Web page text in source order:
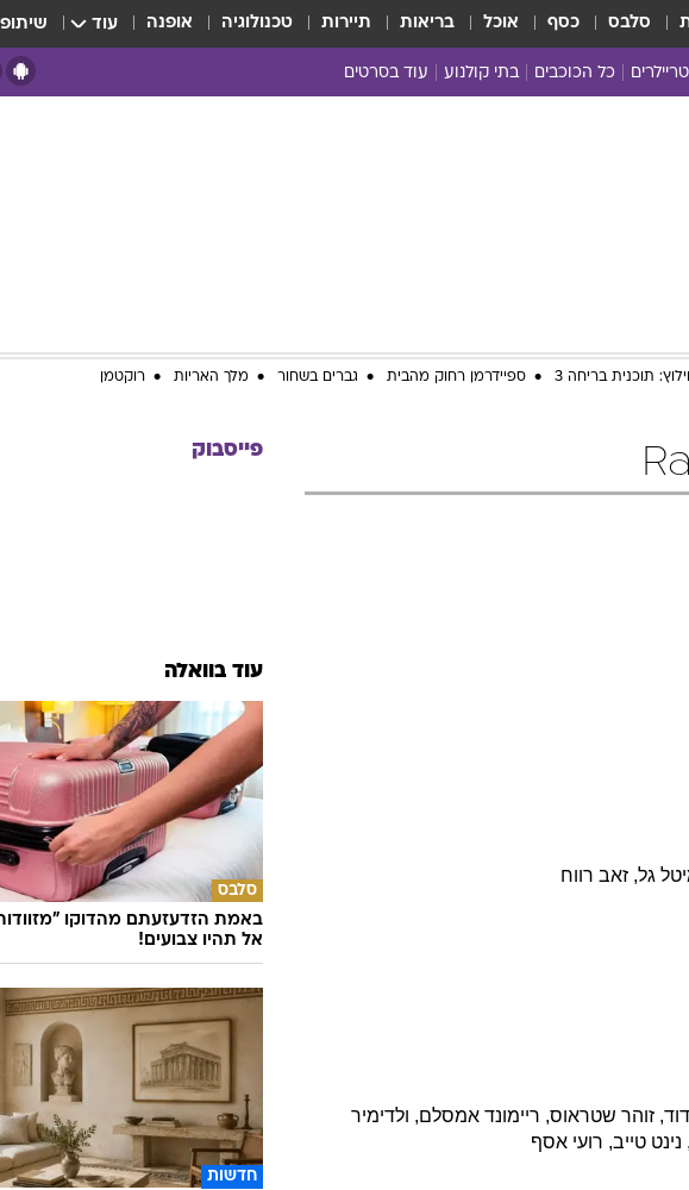
סלבס כסף אוכל בריאות תיירות טכנולוגיה אופנה עוד
טריילרים כל הכוכבים בתי קולנוע עוד בסרטים
תוכנית בריחה 3 ספיידרמן רחוק מהבית גברים בשחור מלך האריות רוקטמן
גל, זאב רווח
דוד, זוהר שטראוס, ריימונד אמסלם, ולדימיר
, נינט טייב, רועי אסף
פייסבוק
עוד בוואלה
סלבס
באמת הזדעזעתם מהדוקו
אל תהיו צבועים!
חדשות